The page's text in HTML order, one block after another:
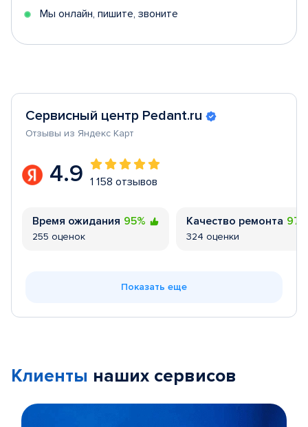
Мы онлайн, пишите, звоните
Сервисный центр Pedant.ru
Отзывы из Яндекс Карт
4.9 1 158 отзывов
Время ожидания 95%
255 оценок
Качество ремонта
324 оценки
Показать еще
Клиенты наших сервисов